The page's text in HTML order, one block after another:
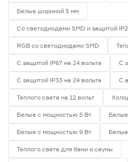
Белые шириной 5 мм
Со светодиодами SMD и защитой
RGB со светодиодами SMD
С защитой IP67 на 24 вольта С
С защитой IP33 на 24 вольта С
Теплого света на 12 вольт
Белые с мощностью 5 Вт
Белые с мощностью 9 Вт
Теплого света для бани и сауны